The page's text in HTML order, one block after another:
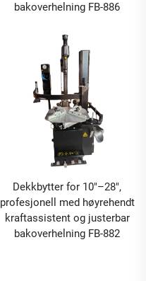
bakoverhelning FB-886
Dekkbytter for 10"–28",
profesjonell med høyrehendt
kraftassistent og justerbar
bakoverhelning FB-882